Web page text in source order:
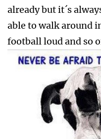
already but it´s
able to walk around
football loud and so